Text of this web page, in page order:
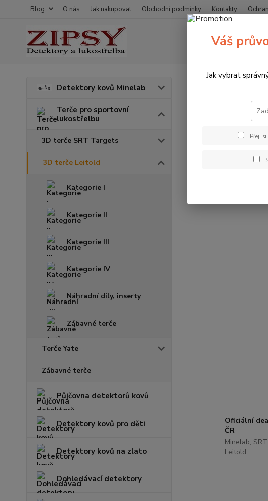
Blog O nás Jak nakupovat Obchodní podmínky Kontakty
Detektory kovů Minelab
Terče pro sportovní
lukostřelbu
3D terče SRT Targets
3D terče Leitold
Kategorie I
Kategorie II
Kategorie III
Kategorie IV
Náhradní díly, inserty
Zábavné terče
Terče Yate
Zábavné terče
Půjčovna detektorů kovů
Detektory kovů pro děti
Detektory kovů na zlato
Dohledávací detektory
Terče pro
3D terč
Oficiální
ČR
Minelab,
Leitold
Váš
Jak vybrat
Přeji